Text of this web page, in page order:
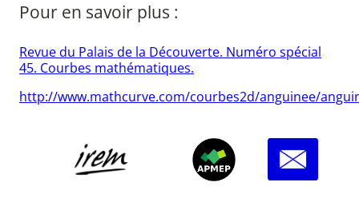
Pour en savoir plus :
Revue du Palais de la Découverte. Numéro spécial
45. Courbes mathématiques.
http://www.mathcurve.com/courbes2d/anguinee/